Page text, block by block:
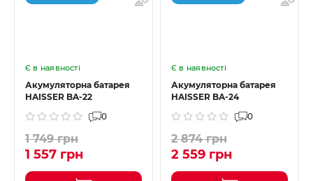
Є в наявності
Акумуляторна батарея
HAISSER BA-22
0
1 749 грн
1 557 грн
Є в наявності
Акумуляторна батарея
HAISSER BA-24
0
2 874 грн
2 559 грн